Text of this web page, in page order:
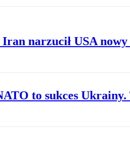
narzucił USA
to sukces